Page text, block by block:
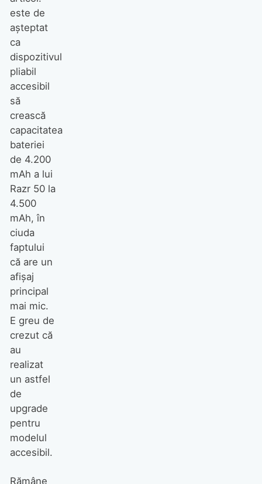
este de
așteptat
ca
dispozitivul
pliabil
accesibil
să
crească
capacitatea
bateriei
de 4.200
mAh a lui
Razr 50 la
4.500
mAh, în
ciuda
faptului
că are un
afișaj
principal
mai mic.
E greu de
crezut că
au
realizat
un astfel
de
upgrade
pentru
modelul
accesibil.
Rămâne